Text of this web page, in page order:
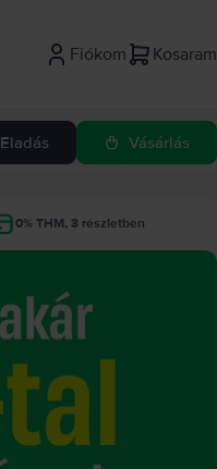
Fiókom Kosaram
Eladás Vásárlás
0% THM, 3 részletben